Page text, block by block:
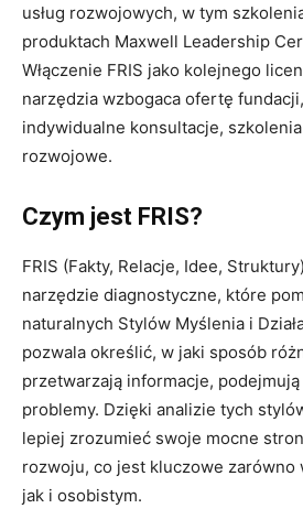
usług rozwojowych, w tym
produktach Maxwell Leadership
Włączenie FRIS jako kolejnego
narzędzia wzbogaca ofertę
indywidualne konsultacje,
rozwojowe.
Czym jest FRIS?
FRIS (Fakty, Relacje, Idee,
narzędzie diagnostyczne, które
naturalnych Stylów Myślenia i
pozwala określić, w jaki sposób
przetwarzają informacje,
problemy. Dzięki analizie tych
lepiej zrozumieć swoje mocne
rozwoju, co jest kluczowe zarówno
jak i osobistym.